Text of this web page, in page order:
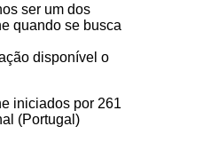
ser um dos
quando se busca
disponível o
iniciados por 261
(Portugal)